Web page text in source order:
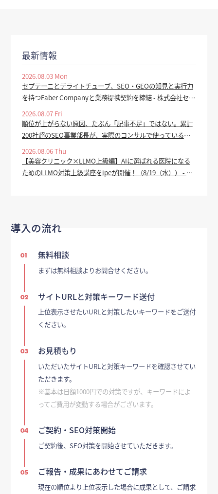
最新情報
2026.08.03 Mon
セプテーニとデライトチューブ、SEO・GEOの知見と実行力
を持つFaber Companyと業務提携契約を締結 - 株式会社セプ
テーニ・ホールディングス
2026.08.07 Fri
順位が上がらない原因、たぶん「記事不足」ではない。累計
200社超のSEO事業部長が、実際のコンサルで使っている全
手順を公開 - valuepress
2026.08.06 Thu
【美容クリニック×LLMO上級編】AIに選ばれる医院になる
ためのLLMO対策上級講座をipeが開催！（8/19（水）） - PR
導入の流れ
01 無料相談
まずは無料相談よりお問合せください。
02 サイトURLと対策キーワード送付
上位表示させたいURLと対策したいキーワードをご送付
ください。
03 お見積もり
いただいたサイトURLと対策キーワードを確認させてい
ただきます。
※基本は日額1000円での対策ですが、キーワードによ
ってご費用が変動する場合がございます。
04 ご契約・SEO対策開始
ご契約後、SEO対策を開始させていただきます。
05 ご報告・成果にあわせてご請求
現在の順位より上位表示した場合に成果として、ご請求